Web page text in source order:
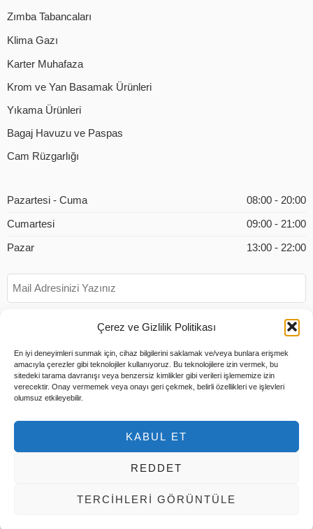
Çerez ve Gizlilik Politikası
En iyi deneyimleri sunmak için, cihaz bilgilerini saklamak ve/veya bunlara erişmek
amacıyla çerezler gibi teknolojiler kullanıyoruz. Bu teknolojilere izin vermek, bu
sitedeki tarama davranışı veya benzersiz kimlikler gibi verileri işlememize izin
verecektir. Onay vermemek veya onayı geri çekmek, belirli özellikleri ve işlevleri
olumsuz etkileyebilir.
KABUL ET
REDDET
TERCIHLERI GÖRÜNTÜLE
Zımba Tabancaları
Klima Gazı
Karter Muhafaza
Krom ve Yan Basamak Ürünleri
Yıkama Ürünleri
Bagaj Havuzu ve Paspas
Cam Rüzgarlığı
Pazartesi - Cuma 08:00 - 20:00
Cumartesi 09:00 - 21:00
Pazar 13:00 - 22:00
© 2026 Tüm Hakları Saklıdır |
Hesabım Ödeme Sepet Hakkımızda